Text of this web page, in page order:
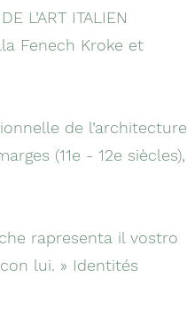
L’ART ITALIEN
Fenech Kroke et
de l’architecture
(11e - 12e siècles),
rapresenta il vostro
lui. » Identités